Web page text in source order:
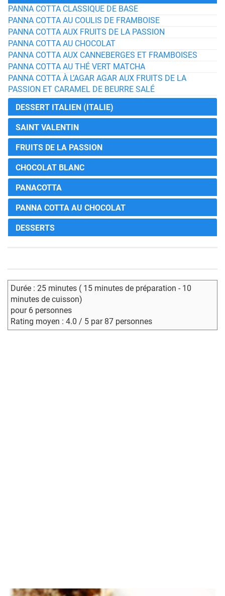
PANNA COTTA CLASSIQUE DE BASE
PANNA COTTA AU COULIS DE FRAMBOISE
PANNA COTTA AUX FRUITS DE LA PASSION
PANNA COTTA AU CHOCOLAT
PANNA COTTA AUX CANNEBERGES ET FRAMBOISES
PANNA COTTA AU THÉ VERT MATCHA
PANNA COTTA À L’AGAR AGAR AUX FRUITS DE LA
PASSION ET CARAMEL DE BEURRE SALÉ
DESSERT ITALIEN (ITALIE)
SAINT VALENTIN
FRUITS DE LA PASSION
CHOCOLAT BLANC
PANACOTTA
PANNA COTTA AU CHOCOLAT
DESSERTS
Durée : 25 minutes ( 15 minutes de préparation - 10
minutes de cuisson)
pour 6 personnes
Rating moyen : 4.0 / 5 par 87 personnes